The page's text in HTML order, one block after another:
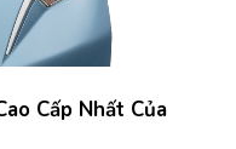
Cấp Nhất Của